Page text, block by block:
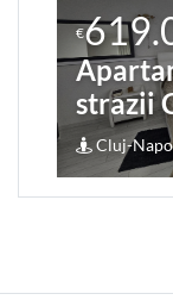
€
strazii
Cluj-